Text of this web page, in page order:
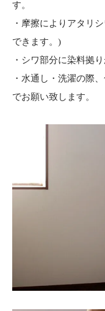
す。
・摩擦によりアタリ
できます。)
・シワ部分に染料拠
・水通し・洗濯の際
でお願い致します。